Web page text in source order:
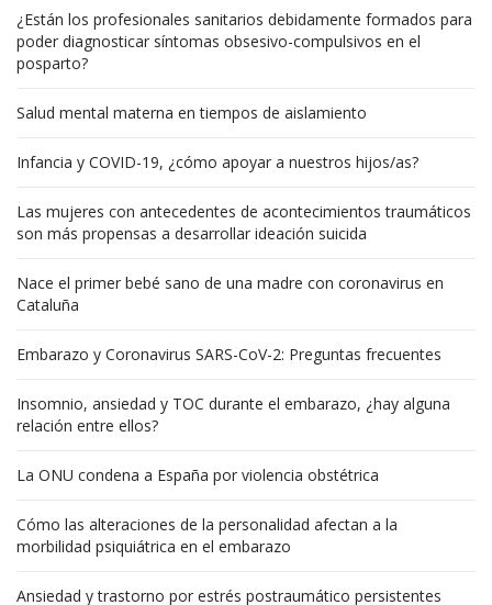
¿Están los profesionales sanitarios debidamente formados para
poder diagnosticar síntomas obsesivo-compulsivos en el
posparto?
Salud mental materna en tiempos de aislamiento
Infancia y COVID-19, ¿cómo apoyar a nuestros hijos/as?
Las mujeres con antecedentes de acontecimientos traumáticos
son más propensas a desarrollar ideación suicida
Nace el primer bebé sano de una madre con coronavirus en
Cataluña
Embarazo y Coronavirus SARS-CoV-2: Preguntas frecuentes
Insomnio, ansiedad y TOC durante el embarazo, ¿hay alguna
relación entre ellos?
La ONU condena a España por violencia obstétrica
Cómo las alteraciones de la personalidad afectan a la
morbilidad psiquiátrica en el embarazo
Ansiedad y trastorno por estrés postraumático persistentes